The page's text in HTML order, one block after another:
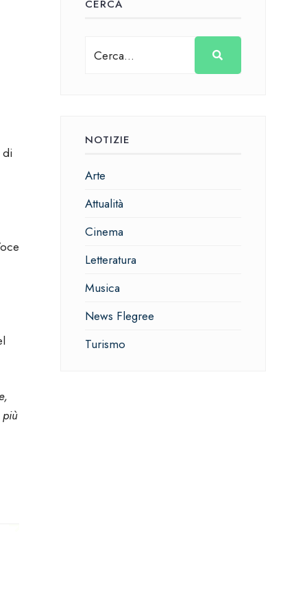
di
più
CERCA
NOTIZIE
Arte
Attualità
Cinema
Letteratura
Musica
News Flegree
Turismo